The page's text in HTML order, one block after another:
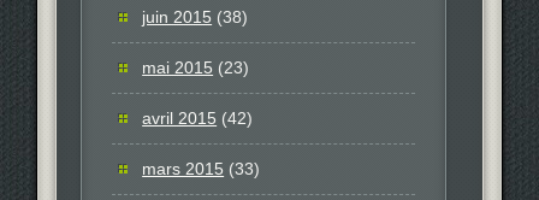
juin 2015 (38)
mai 2015 (23)
avril 2015 (42)
mars 2015 (33)